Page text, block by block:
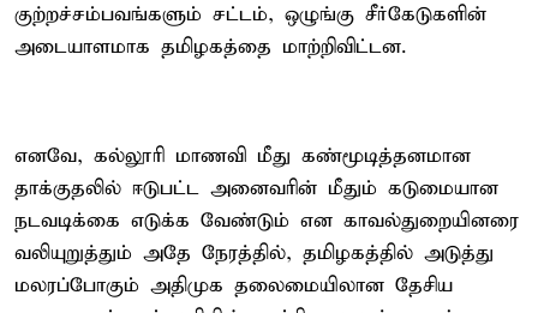
குற்றச்சம்பவங்களும் சட்டம், ஒழுங்கு சீர்கேடுகளின்
அடையாளமாக தமிழகத்தை மாற்றிவிட்டன.
எனவே, கல்லூரி மாணவி மீது கண்மூடித்தனமான
தாக்குதலில் ஈடுபட்ட அனைவரின் மீதும் கடுமையான
நடவடிக்கை எடுக்க வேண்டும் என காவல்துறையினரை
வலியுறுத்தும் அதே நேரத்தில், தமிழகத்தில் அடுத்து
மலரப்போகும் அதிமுக தலைமையிலான தேசிய